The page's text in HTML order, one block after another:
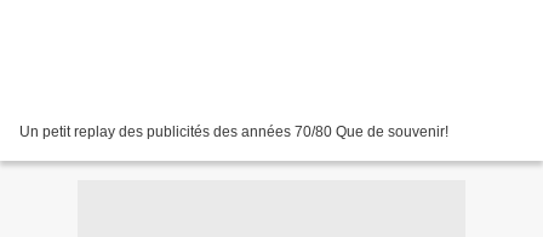
Un petit replay des publicités des années 70/80 Que de souvenir!